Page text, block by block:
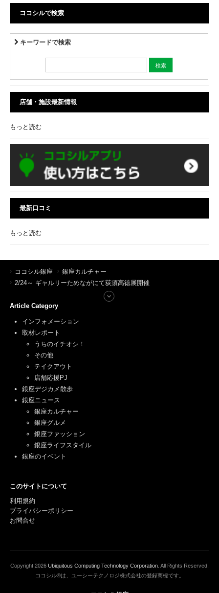
ココシルで検索
キーワードで検索
店舗・施設最新情報
もっと読む
最新口コミ
もっと読む
ココシル銀座
銀座カルチャー
2/24～ ギャルリーためながにて荻須高徳展開催
Article Category
インフォメーション
取材レポート
うちのイチオシ！
その他
テイクアウト
店舗応援PJ
銀座デジカメ散歩
銀座ニュース
銀座カルチャー
銀座グルメ
銀座ファッション
銀座ライフスタイル
銀座のイベント
このサイトについて
利用規約
プライバシーポリシー
お問合せ
Copyright 2026 Ubiquitous Computing Technology Corporation . All Rights Reserved.
ココシル®は、ユーシーテクノロジ株式会社の登録商標です。